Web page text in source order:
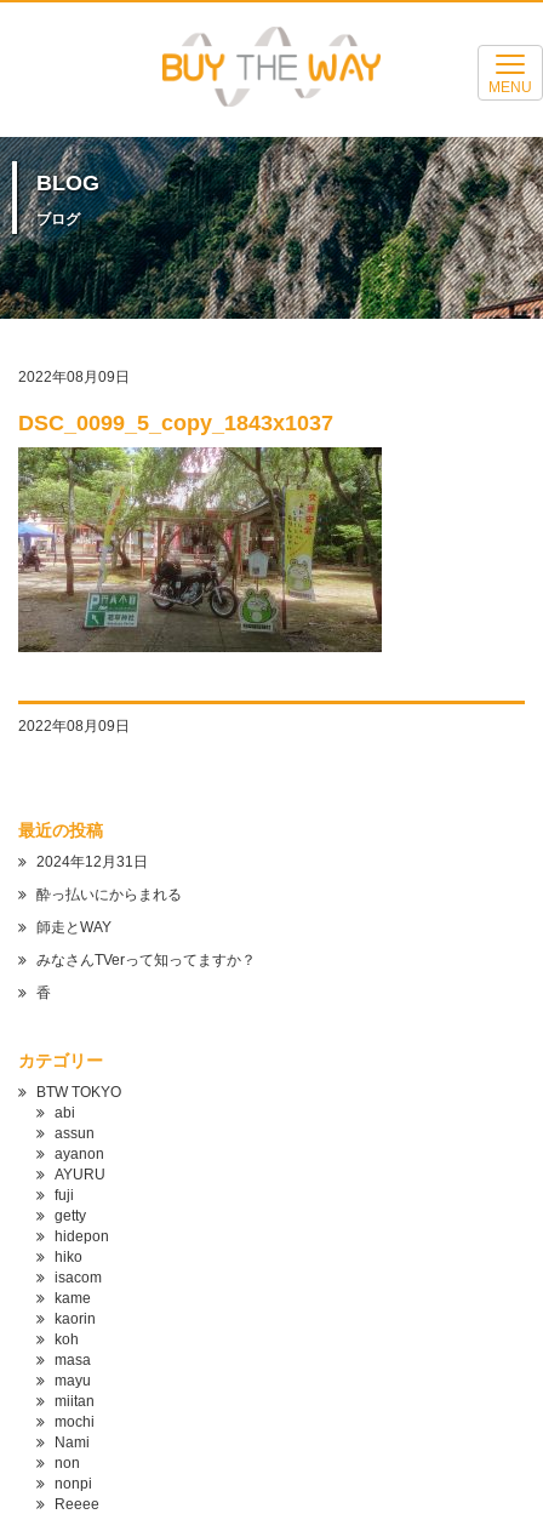
MENU
BLOG
ブログ
2022年08月09日
DSC_0099_5_copy_1843x1037
2022年08月09日
最近の投稿
2024年12月31日
酔っ払いにからまれる
師走とWAY
みなさんTVerって知ってますか？
香
カテゴリー
BTW TOKYO
abi
assun
ayanon
AYURU
fuji
getty
hidepon
hiko
isacom
kame
kaorin
koh
masa
mayu
miitan
mochi
Nami
non
nonpi
Reeee